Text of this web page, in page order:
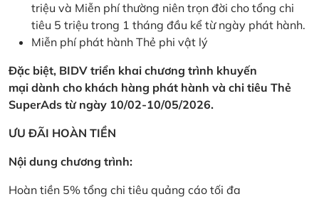
triệu và Miễn phí thường niên trọn đời cho tổng chi
tiêu 5 triệu trong 1 tháng đầu kể từ ngày phát hành.
Miễn phí phát hành Thẻ phi vật lý
Đặc biệt, BIDV triển khai chương trình khuyến
mại dành cho khách hàng phát hành và chi tiêu Thẻ
SuperAds từ ngày 10/02-10/05/2026.
ƯU ĐÃI HOÀN TIỀN
Nội dung chương trình:
Hoàn tiền 5% tổng chi tiêu quảng cáo tối đa